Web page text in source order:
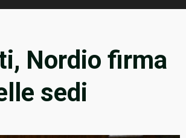
Nordio firma
sedi